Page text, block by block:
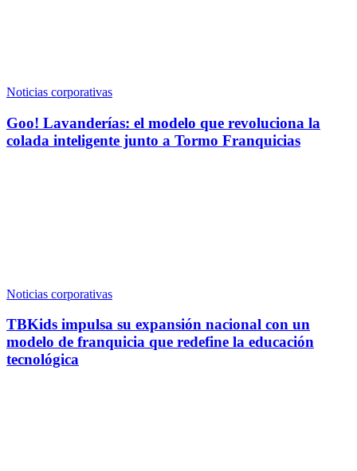
Noticias corporativas
Goo! Lavanderías: el modelo que revoluciona la
colada inteligente junto a Tormo Franquicias
Noticias corporativas
TBKids impulsa su expansión nacional con un
modelo de franquicia que redefine la educación
tecnológica